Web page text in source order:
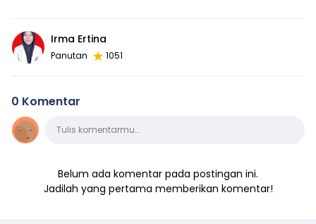
Irma Ertina
Panutan 1051
0 Komentar
KomentarTulis komentarmu…
Belum ada komentar pada postingan ini.
Jadilah yang pertama memberikan komentar!